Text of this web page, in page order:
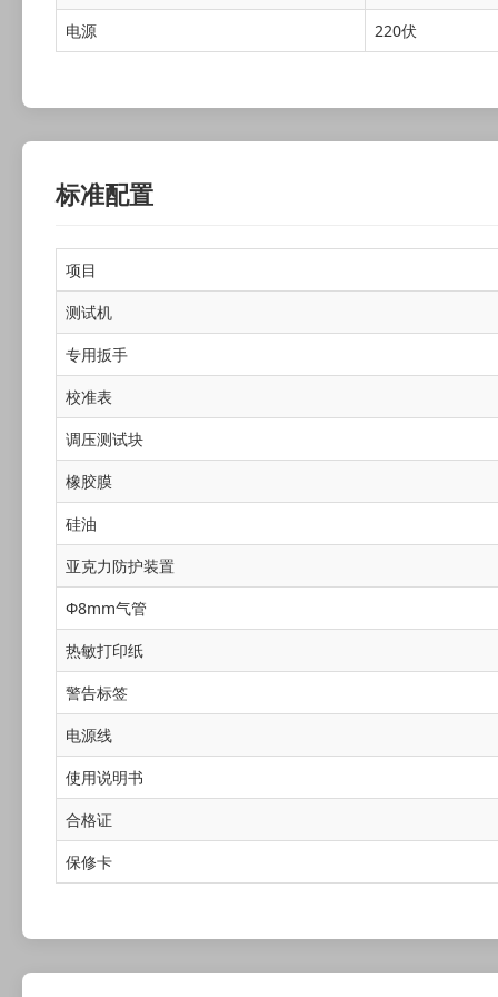
电源
220伏
标准配置
项目
测试机
专用扳手
校准表
调压测试块
橡胶膜
硅油
亚克力防护装置
Φ8mm气管
热敏打印纸
警告标签
电源线
使用说明书
合格证
保修卡